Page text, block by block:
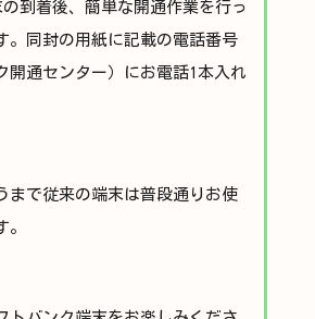
の到着後、簡単な開通作業を行っ
。同封の用紙に記載の電話番号
開通センター）にお電話1本入れ
まで従来の端末は普段通りお使
。